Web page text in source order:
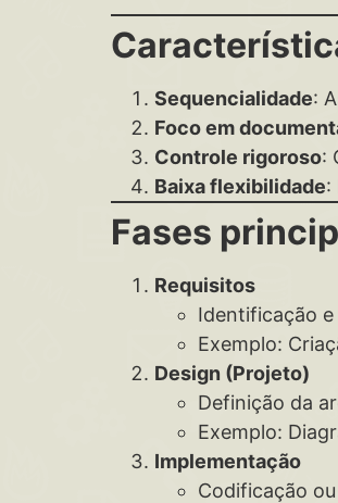
Sequencialidade:
Foco em
Controle rigoroso:
Baixa flexibilidade:
Fases
Requisitos
Identificação
Exemplo:
Design (Projeto)
Definição da
Exemplo:
Implementação
Codificação